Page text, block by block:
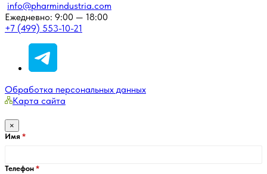
info@pharmindustria.com
Ежедневно: 9:00 — 18:00
+7 (499) 553-10-21
Обработка персональных данных
Карта сайта
×
Имя
Телефон